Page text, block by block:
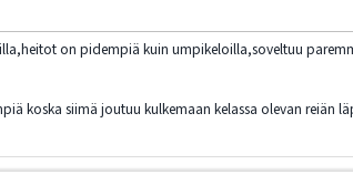
on pidempiä kuin umpikeloilla,soveltuu
koska siimä joutuu kulkemaan kelassa olevan reiän